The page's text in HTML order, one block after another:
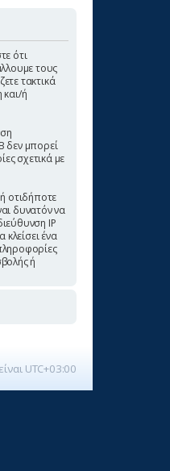
ότι
τους
τακτικά
και/ή
δεν μπορεί
σχετικά με
οτιδήποτε
δυνατόν να
IP
ένα
ή
UTC+03:00